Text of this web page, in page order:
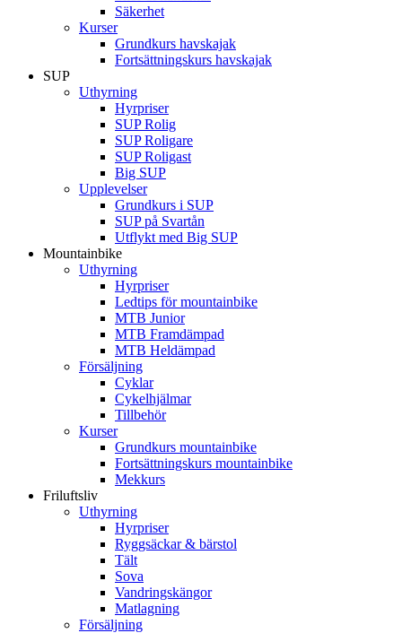
Säkerhet
Kurser
Grundkurs havskajak
Fortsättningskurs havskajak
SUP
Uthyrning
Hyrpriser
SUP Rolig
SUP Roligare
SUP Roligast
Big SUP
Upplevelser
Grundkurs i SUP
SUP på Svartån
Utflykt med Big SUP
Mountainbike
Uthyrning
Hyrpriser
Ledtips för mountainbike
MTB Junior
MTB Framdämpad
MTB Heldämpad
Försäljning
Cyklar
Cykelhjälmar
Tillbehör
Kurser
Grundkurs mountainbike
Fortsättningskurs mountainbike
Mekkurs
Friluftsliv
Uthyrning
Hyrpriser
Ryggsäckar & bärstol
Tält
Sova
Vandringskängor
Matlagning
Försäljning